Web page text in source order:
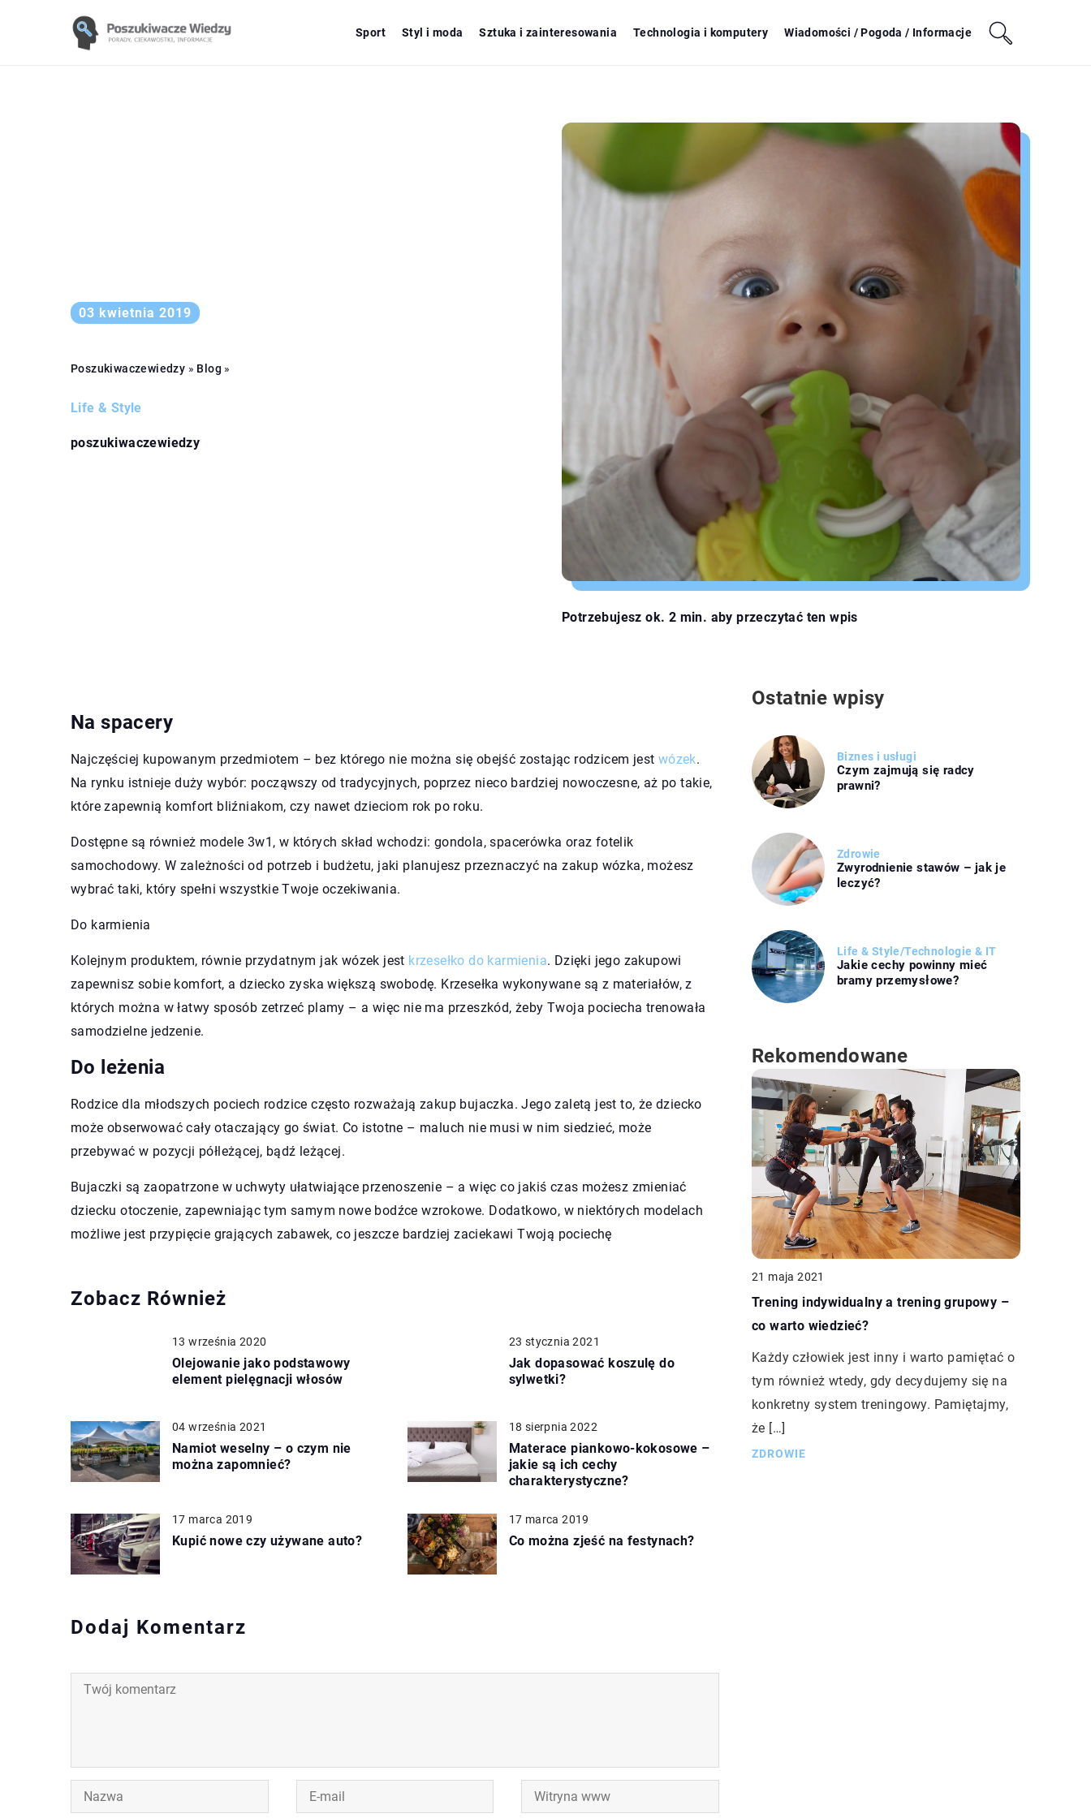
Sport Styl i moda Sztuka i zainteresowania Technologia i komputery Wiadomości / Pogoda / Informacje
03 kwietnia 2019
Poszukiwaczewiedzy » Blog »
Life & Style
poszukiwaczewiedzy
Potrzebujesz ok. 2 min. aby przeczytać ten wpis
Na spacery
Najczęściej kupowanym przedmiotem – bez którego nie można się obejść zostając rodzicem jest wózek.
Na rynku istnieje duży wybór: począwszy od tradycyjnych, poprzez nieco bardziej nowoczesne, aż po takie,
które zapewnią komfort bliźniakom, czy nawet dzieciom rok po roku.
Dostępne są również modele 3w1, w których skład wchodzi: gondola, spacerówka oraz fotelik
samochodowy. W zależności od potrzeb i budżetu, jaki planujesz przeznaczyć na zakup wózka, możesz
wybrać taki, który spełni wszystkie Twoje oczekiwania.
Do karmienia
Kolejnym produktem, równie przydatnym jak wózek jest krzesełko do karmienia. Dzięki jego zakupowi
zapewnisz sobie komfort, a dziecko zyska większą swobodę. Krzesełka wykonywane są z materiałów, z
których można w łatwy sposób zetrzeć plamy – a więc nie ma przeszkód, żeby Twoja pociecha trenowała
samodzielne jedzenie.
Do leżenia
Rodzice dla młodszych pociech rodzice często rozważają zakup bujaczka. Jego zaletą jest to, że dziecko
może obserwować cały otaczający go świat. Co istotne – maluch nie musi w nim siedzieć, może
przebywać w pozycji półleżącej, bądź leżącej.
Bujaczki są zaopatrzone w uchwyty ułatwiające przenoszenie – a więc co jakiś czas możesz zmieniać
dziecku otoczenie, zapewniając tym samym nowe bodźce wzrokowe. Dodatkowo, w niektórych modelach
możliwe jest przypięcie grających zabawek, co jeszcze bardziej zaciekawi Twoją pociechę
Zobacz Również
13 września 2020
Olejowanie jako podstawowy
element pielęgnacji włosów
23 stycznia 2021
Jak dopasować koszulę do
sylwetki?
04 września 2021
Namiot weselny – o czym nie
można zapomnieć?
18 sierpnia 2022
Materace piankowo-kokosowe –
jakie są ich cechy
charakterystyczne?
17 marca 2019
Kupić nowe czy używane auto?
17 marca 2019
Co można zjeść na festynach?
Dodaj Komentarz
Ostatnie wpisy
Biznes i usługi
Czym zajmują się radcy
prawni?
Zdrowie
Zwyrodnienie stawów – jak je
leczyć?
Life & Style/Technologie & IT
Jakie cechy powinny mieć
bramy przemysłowe?
Rekomendowane
21 maja 2021
Trening indywidualny a trening grupowy –
co warto wiedzieć?
Każdy człowiek jest inny i warto pamiętać o
tym również wtedy, gdy decydujemy się na
konkretny system treningowy. Pamiętajmy,
że […]
ZDROWIE